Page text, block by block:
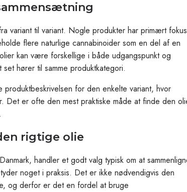
variant til variant. Nogle produkter har primært fokus
flere naturlige cannabinoider som en del af en
kan være forskellige i både udgangspunkt og
hører til samme produktkategori.
for den enkelte variant, hvor
Det er ofte den mest praktiske måde at finde den
rigtige olie
handler et godt valg typisk om at
noget i praksis. Det er ikke nødvendigvis den
og derfor er det en fordel at bruge